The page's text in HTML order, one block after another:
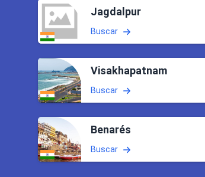
Jagdalpur
Buscar
Visakhapatnam
Buscar
Benarés
Buscar